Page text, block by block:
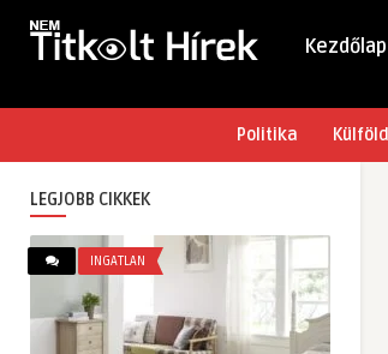
Kezdőlap
Politika Külföld
LEGJOBB CIKKEK
INGATLAN